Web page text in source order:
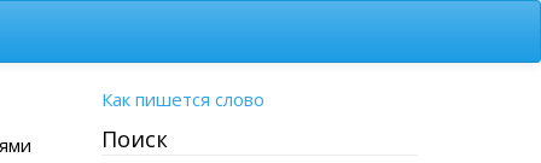
Как пишется слово
Поиск